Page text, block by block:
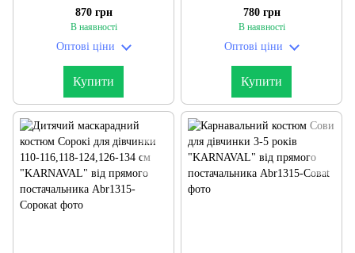
см."KARNAVAL" від прямого
постачальника
870 грн
В наявності
Оптові ціни
Купити
"KARNAVAL" від прямого
постачальника
780 грн
В наявності
Оптові ціни
Купити